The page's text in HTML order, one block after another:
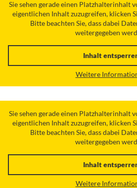
Sie sehen gerade einen Platzhalterinhalt
eigentlichen Inhalt zuzugreifen, klicken
Bitte beachten Sie, dass dabei
weitergegeben
Inhalt
Weitere
Sie sehen gerade einen Platzhalterinhalt
eigentlichen Inhalt zuzugreifen, klicken
Bitte beachten Sie, dass dabei
weitergegeben
Inhalt
Weitere